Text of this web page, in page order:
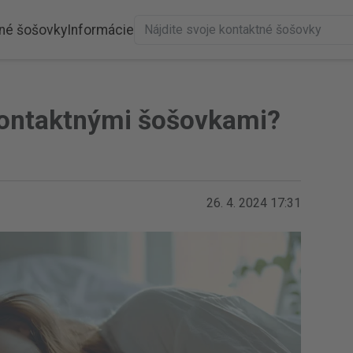
šošovkyInformácie
šošovkami?
26. 4. 2024 17:31